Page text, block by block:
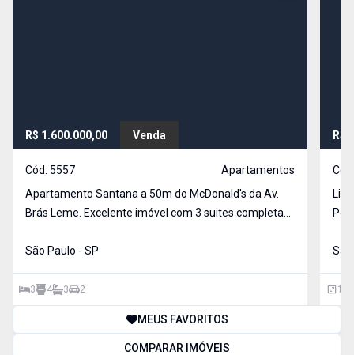
R$ 1.600.000,00 Venda
Cód: 5557
Apartamentos
Apartamento Santana a 50m do McDonald's da Av.
Brás Leme. Excelente imóvel com 3 suites completas,
wc social, cozinha planejada, área de serviço com
vag
São Paulo - SP
3 4 3 2
R$
São
140
MEUS FAVORITOS
COMPARAR IMÓVEIS